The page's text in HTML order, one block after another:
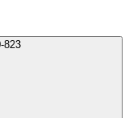
+7 (4012) 400-823